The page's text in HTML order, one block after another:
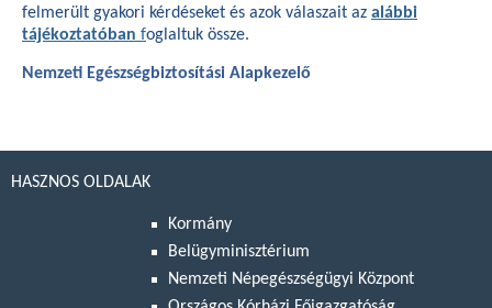
felmerült gyakori kérdéseket és azok válaszait az alábbi
tájékoztatóban foglaltuk össze.
Nemzeti Egészségbiztosítási Alapkezelő
HASZNOS OLDALAK
Kormány
Belügyminisztérium
Nemzeti Népegészségügyi Központ